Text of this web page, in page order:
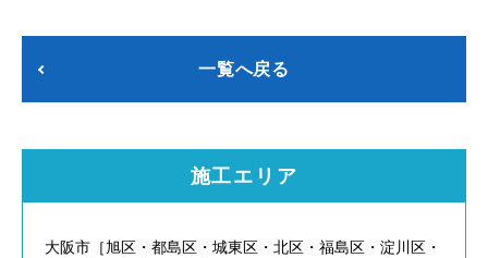
一覧へ戻る
施工エリア
大阪市［旭区・都島区・城東区・北区・福島区・淀川区・